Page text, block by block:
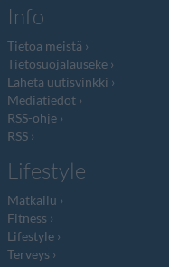
Info
Tietoa meistä
Tietosuojalauseke
Lähetä uutisvinkki
Mediatiedot
RSS-ohje
RSS
Lifestyle
Matkailu
Fitness
Lifestyle
Terveys